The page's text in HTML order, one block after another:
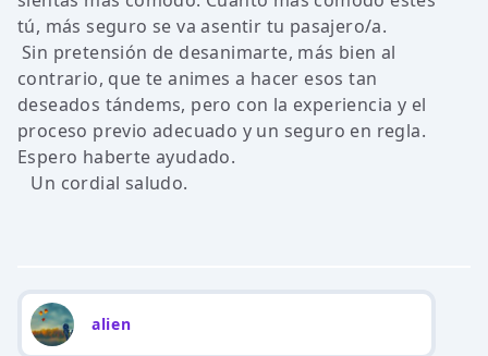
tú, más seguro se va asentir tu pasajero/a.
Sin pretensión de desanimarte, más bien al
contrario, que te animes a hacer esos tan
deseados tándems, pero con la experiencia y el
proceso previo adecuado y un seguro en regla.
Espero haberte ayudado.
Un cordial saludo.
alien